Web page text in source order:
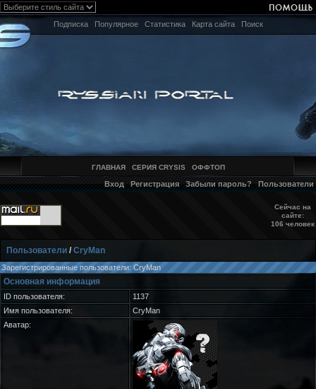
Подписка Популярное Статистика Карта сайта Поиск
ГЛАВНАЯ СЕРИЯ CRYSIS ОФФТОП
Вход Регистрация Забыли пароль? Пользователи
Сейчас на
сайте:
106 человек
Пользователи /CryMan
Зарегистрированные пользователи: CryMan
Основная информация
ID пользователя:
1137
Имя пользователя:
CryMan
Аватар: